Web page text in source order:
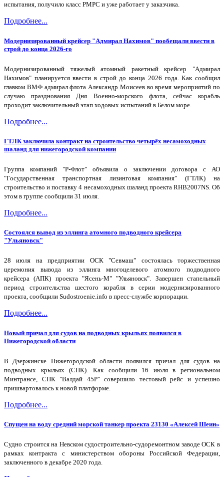
испытания, получило класс РМРС и уже работает у заказчика.
Подробнее...
Модернизированный крейсер "Адмирал Нахимов" пообещали ввести в
строй до конца 2026-го
Модернизированный тяжелый атомный ракетный крейсер "Адмирал
Нахимов" планируется ввести в строй до конца 2026 года. Как сообщил
главком ВМФ адмирал флота Александр Моисеев во время мероприятий по
случаю празднования Дня Военно-морского флота, сейчас корабль
проходит заключительный этап ходовых испытаний в Белом море.
Подробнее...
ГТЛК заключила контракт на строительство четырёх несамоходных
шаланд для нижегородской компании
Группа компаний "Р-Флот" объявила о заключении договора с АО
"Государственная транспортная лизинговая компания" (ГТЛК) на
строительство и поставку 4 несамоходных шаланд проекта RHB2007NS. Об
этом в группе сообщили 31 июля.
Подробнее...
Состоялся вывод из эллинга атомного подводного крейсера
"Ульяновск"
28 июля на предприятии ОСК "Севмаш" состоялась торжественная
церемония вывода из эллинга многоцелевого атомного подводного
крейсера (АПК) проекта "Ясень-М" "Ульяновск". Завершен стапельный
период строительства шестого корабля в серии модернизированного
проекта, сообщили Sudostroenie.info в пресс-службе корпорации.
Подробнее...
Новый причал для судов на подводных крыльях появился в
Нижегородской области
В Дзержинске Нижегородской области появился причал для судов на
подводных крыльях (СПК). Как сообщили 16 июля в региональном
Минтрансе, СПК "Валдай 45Р" совершило тестовый рейс и успешно
пришвартовалось к новой платформе.
Подробнее...
Спущен на воду средний морской танкер проекта 23130 «Алексей Шеин»
Судно строится на Невском судостроительно-судоремонтном заводе ОСК в
рамках контракта с министерством обороны Российской Федерации,
заключенного в декабре 2020 года.